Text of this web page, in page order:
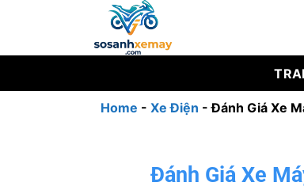
Home - Xe Điện -Đánh Giá Xe
Đánh Giá Xe